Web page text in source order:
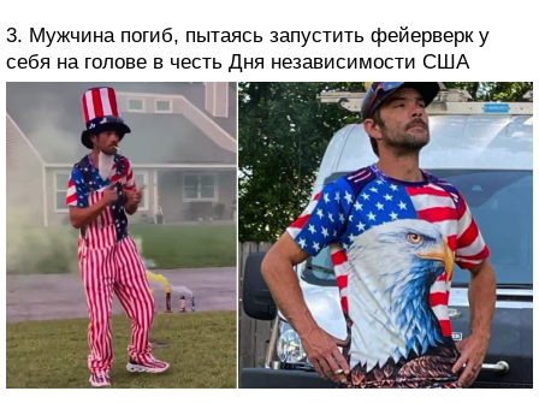
3. Мужчина погиб, пытаясь запустить фейерверк у
себя на голове в честь Дня независимости США